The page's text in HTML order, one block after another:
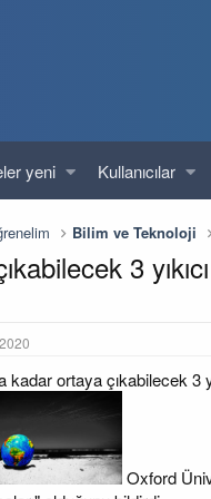
yeni Kullanıcılar
Bilim ve Teknoloji
3
kadar ortaya çıkabilecek 3
Oxford